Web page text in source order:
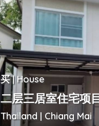
买 | House
二层三居室住宅项
Thailand | Chiang Mai